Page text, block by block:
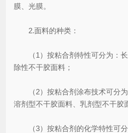
膜、光膜。
2.面料的种类：
（1）按粘合剂特性可分为：长
除性不干胶面料；
（2）按粘合剂涂布技术可分为
溶剂型不干胶面料、乳剂型不干胶
（3）按粘合剂的化学特性可分